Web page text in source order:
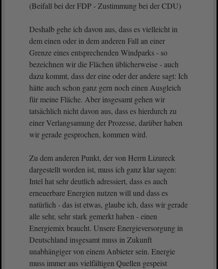
(Beifall bei der FDP - Zustimmung bei der CDU)
Deshalb gehe ich davon aus, dass es vielleicht in
dem einen oder in dem anderen Fall an einer
Grenze eines entsprechenden Windparks - so
bezeichnen wir die Flächen üblicherweise - auch
dazu kommt, dass der eine oder der andere sagt: Ich
hätte auch schon ganz gern noch einen Ausgleich
für meine Fläche. Aber insgesamt gehen wir
tatsächlich nicht davon aus, dass es hierdurch zu
einer Verlangsamung der Prozesse, darüber haben
wir gerade gesprochen, kommen wird.
Zu dem anderen Punkt, der von Herrn Lizureck
dargestellt worden ist, muss ich ganz klar sagen:
Intel hat sehr deutlich adressiert, dass es auch
erneuerbare Energien nutzen will und dass es
natürlich - das ist etwas, glaube ich, dass wir gerade
alle sehr, sehr stark gemerkt haben - einen
Energiemix braucht. Unsere Energieversorgung in
Deutschland insgesamt muss in Zukunft
unabhängiger von einem Anbieter sein. Energie
muss immer aus vielfältigen Quellen gespeist